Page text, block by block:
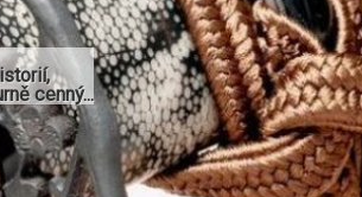
cenný...